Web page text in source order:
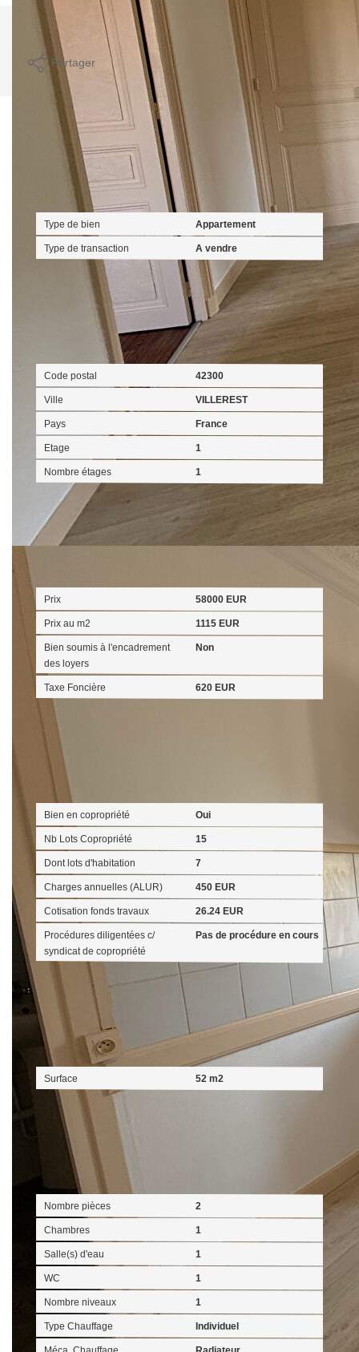
Imprimer
Partager Calculer mon budget
Caractéristiques détaillées
Général
Type de bien Appartement
Type de transaction A vendre
Localisation
Code postal 42300
Ville VILLEREST
Pays France
Etage 1
Nombre étages 1
Prix 58000 EUR
Prix au m2 1115 EUR
Bien soumis à l'encadrement
des loyers
Non
Taxe Foncière 620 EUR
Copropriété
Bien en copropriété Oui
Nb Lots Copropriété 15
Dont lots d'habitation 7
Charges annuelles (ALUR) 450 EUR
Cotisation fonds travaux 26.24 EUR
Procédures diligentées c/
syndicat de copropriété
Pas de procédure en cours
Surfaces
Surface 52 m2
Intérieur
Nombre pièces 2
Chambres 1
Salle(s) d'eau 1
WC 1
Nombre niveaux 1
Type Chauffage Individuel